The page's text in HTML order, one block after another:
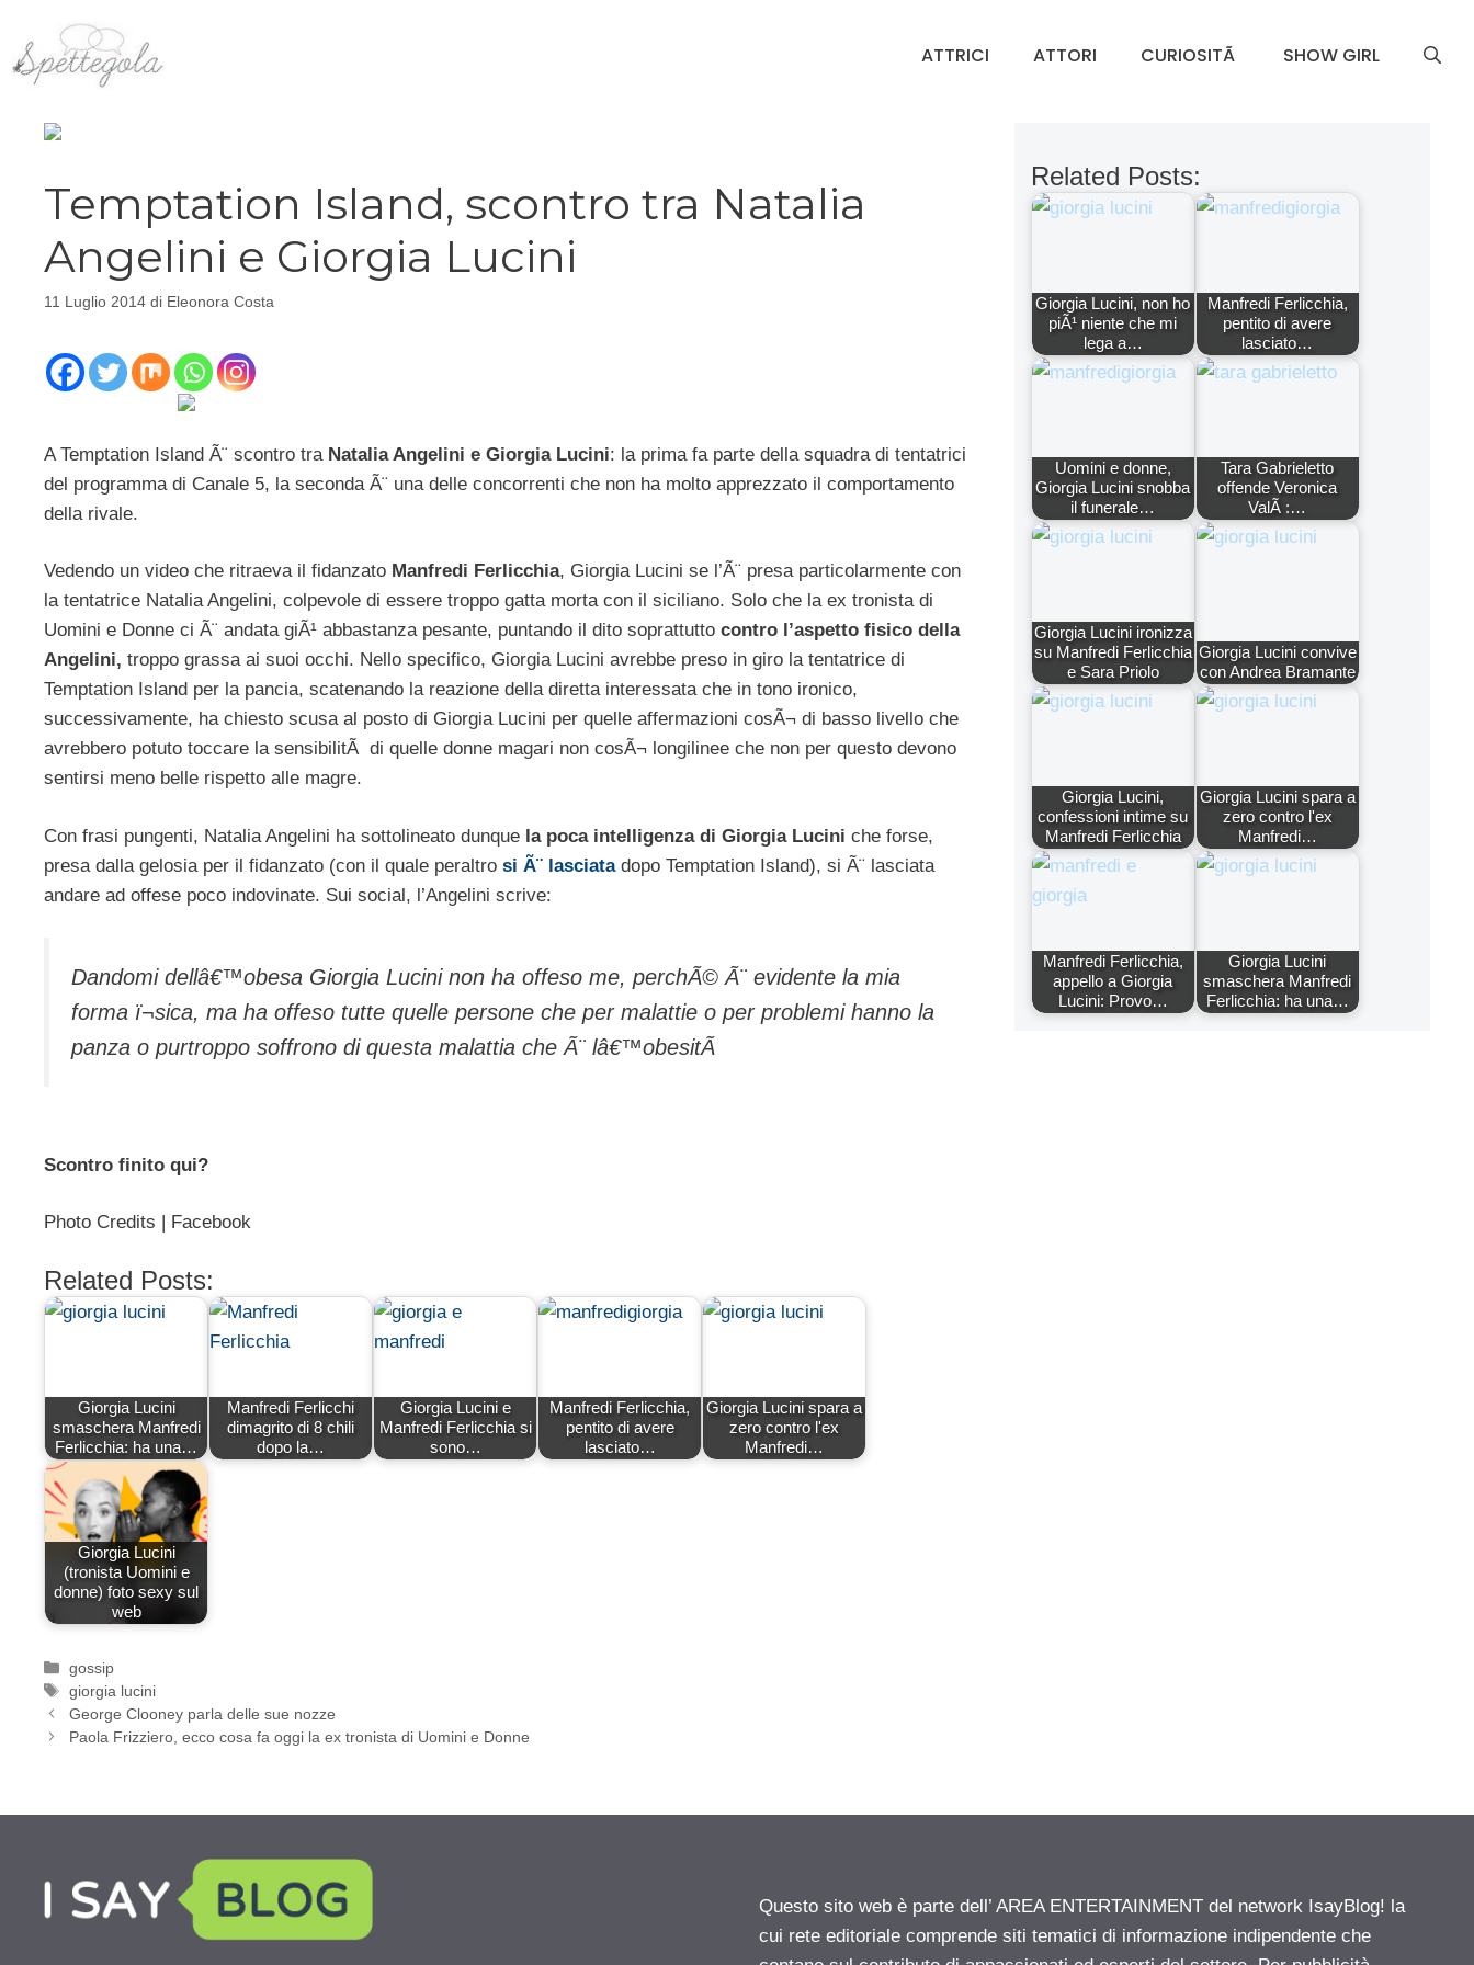
contenuto
ATTRICI ATTORI CURIOSITÃ SHOW GIRL
Temptation Island, scontro tra Natalia
Angelini e Giorgia Lucini
11 Luglio 2014 di Eleonora Costa
A Temptation Island Ã¨ scontro tra Natalia Angelini e Giorgia Lucini: la prima fa parte della squadra di tentatrici
del programma di Canale 5, la seconda Ã¨ una delle concorrenti che non ha molto apprezzato il comportamento
della rivale.
Vedendo un video che ritraeva il fidanzato Manfredi Ferlicchia, Giorgia Lucini se l’Ã¨ presa particolarmente con
la tentatrice Natalia Angelini, colpevole di essere troppo gatta morta con il siciliano. Solo che la ex tronista di
Uomini e Donne ci Ã¨ andata giÃ¹ abbastanza pesante, puntando il dito soprattutto contro l’aspetto fisico della
Angelini, troppo grassa ai suoi occhi. Nello specifico, Giorgia Lucini avrebbe preso in giro la tentatrice di
Temptation Island per la pancia, scatenando la reazione della diretta interessata che in tono ironico,
successivamente, ha chiesto scusa al posto di Giorgia Lucini per quelle affermazioni cosÃ¬ di basso livello che
avrebbero potuto toccare la sensibilitÃ di quelle donne magari non cosÃ¬ longilinee che non per questo devono
sentirsi meno belle rispetto alle magre.
Con frasi pungenti, Natalia Angelini ha sottolineato dunque la poca intelligenza di Giorgia Lucini che forse,
presa dalla gelosia per il fidanzato (con il quale peraltro si Ã¨ lasciata dopo Temptation Island), si Ã¨ lasciata
andare ad offese poco indovinate. Sui social, l’Angelini scrive:
Dandomi dellâ€™obesa Giorgia Lucini non ha offeso me, perchÃ© Ã¨ evidente la mia
forma ï¬sica, ma ha offeso tutte quelle persone che per malattie o per problemi hanno la
panza o purtroppo soffrono di questa malattia che Ã¨ lâ€™obesitÃ
Scontro finito qui?
Photo Credits | Facebook
Related Posts:
Giorgia Lucini
smaschera Manfredi
Ferlicchia: ha una…
Manfredi Ferlicchi
dimagrito di 8 chili
dopo la…
Giorgia Lucini e
Manfredi Ferlicchia si
sono…
Manfredi Ferlicchia,
pentito di avere
lasciato…
Giorgia Lucini spara a
zero contro l'ex
Manfredi…
Giorgia Lucini
(tronista Uomini e
donne) foto sexy sul
web
Categorie
gossip
Tag
giorgia lucini
George Clooney parla delle sue nozze
Paola Frizziero, ecco cosa fa oggi la ex tronista di Uomini e Donne
Related Posts:
Giorgia Lucini, non ho
piÃ¹ niente che mi
lega a…
Manfredi Ferlicchia,
pentito di avere
lasciato…
Uomini e donne,
Giorgia Lucini snobba
il funerale…
Tara Gabrieletto
offende Veronica
ValÃ :…
Giorgia Lucini ironizza
su Manfredi Ferlicchia
e Sara Priolo
Giorgia Lucini convive
con Andrea Bramante
Giorgia Lucini,
confessioni intime su
Manfredi Ferlicchia
Giorgia Lucini spara a
zero contro l'ex
Manfredi…
Manfredi Ferlicchia,
appello a Giorgia
Lucini: Provo…
Giorgia Lucini
smaschera Manfredi
Ferlicchia: ha una…
Questo sito web è parte dell’ AREA ENTERTAINMENT del network IsayBlog! la
cui rete editoriale comprende siti tematici di informazione indipendente che